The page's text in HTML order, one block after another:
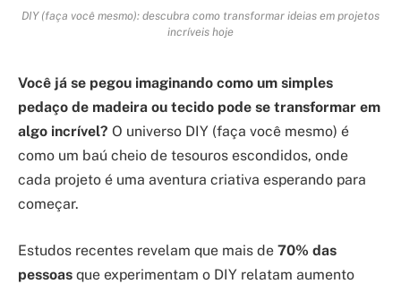
DIY (faça você mesmo): descubra como transformar ideias em projetos
incríveis hoje
Você já se pegou imaginando como um simples
pedaço de madeira ou tecido pode se transformar em
algo incrível? O universo DIY (faça você mesmo) é
como um baú cheio de tesouros escondidos, onde
cada projeto é uma aventura criativa esperando para
começar.
Estudos recentes revelam que mais de 70% das
pessoas que experimentam o DIY relatam aumento